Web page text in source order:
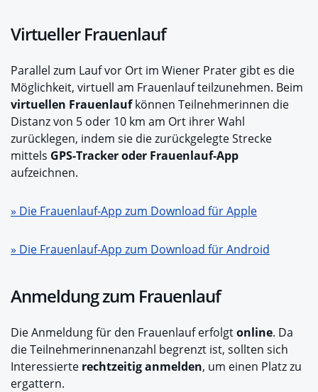
Virtueller Frauenlauf
Parallel zum Lauf vor Ort im Wiener Prater gibt es die
Möglichkeit, virtuell am Frauenlauf teilzunehmen. Beim
virtuellen Frauenlaufkönnen Teilnehmerinnen die
Distanz von 5 oder 10 km am Ort ihrer Wahl
zurücklegen, indem sie die zurückgelegte Strecke
mittels GPS-Tracker oder Frauenlauf-App
aufzeichnen.
» Die Frauenlauf-App zum Download für Apple
» Die Frauenlauf-App zum Download für Android
Anmeldung zum Frauenlauf
Die Anmeldung für den Frauenlauf erfolgtonline. Da
die Teilnehmerinnenanzahl begrenzt ist, sollten sich
Interessierte rechtzeitig anmelden, um einen Platz zu
ergattern.